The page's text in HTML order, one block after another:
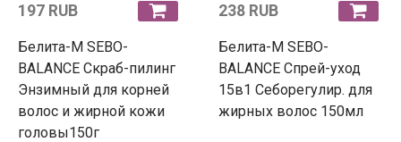
197 RUB
Белита-М SEBO-
BALANCE Скраб-пилинг
Энзимный для корней
волос и жирной кожи
головы150г
238 RUB
Белита-М SEBO-
BALANCE Спрей-уход
15в1 Себорегулир. для
жирных волос 150мл